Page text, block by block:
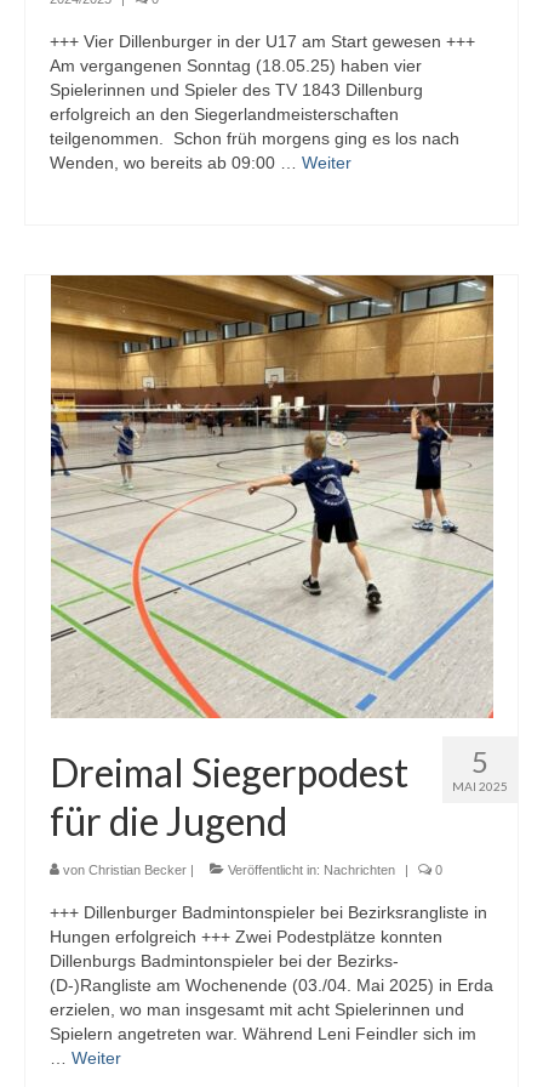
Tabelle Jugendklasse | Saison 2023/2024
Tabelle U19-Mini | Saison 2023/2024
Tabelle U17-Mini | Saison 2023/2024
Tabelle U13-Mini | Saison 2023/2024
Saison 2022/2023
Saison 2021/2022
Saison 2020/2021
Saison 2019/2020
Saison 2018/2019
Saison 2017/2018
Saison 2016/2017
Saison 2015/2016
Saison 2013/2014
Bezirk
Termine
Hessische Meisterschaften U13 – U19 2015
+++ Vier Dillenburger in der U17 am Start gewesen +++
Am vergangenen Sonntag (18.05.25) haben vier
Spielerinnen und Spieler des TV 1843 Dillenburg
erfolgreich an den Siegerlandmeisterschaften
teilgenommen. Schon früh morgens ging es los nach
Wenden, wo bereits ab 09:00 … Weiter
5
MAI 2025
Dreimal Siegerpodest
für die Jugend
von Christian Becker | Veröffentlicht in: Nachrichten | 0
+++ Dillenburger Badmintonspieler bei Bezirksrangliste in
Hungen erfolgreich +++ Zwei Podestplätze konnten
Dillenburgs Badmintonspieler bei der Bezirks-
(D-)Rangliste am Wochenende (03./04. Mai 2025) in Erda
erzielen, wo man insgesamt mit acht Spielerinnen und
Spielern angetreten war. Während Leni Feindler sich im
Weiter